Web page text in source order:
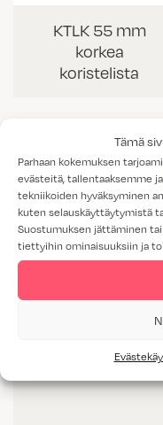
Tämä
Parhaan kokemuksen
evästeitä, tallentaaksemme
tekniikoiden hyväksyminen
kuten selauskäyttäytymistä
Suostumuksen jättäminen
tiettyihin ominaisuuksiin ja
KTLK 55 mm
korkea
koristelista
valolista